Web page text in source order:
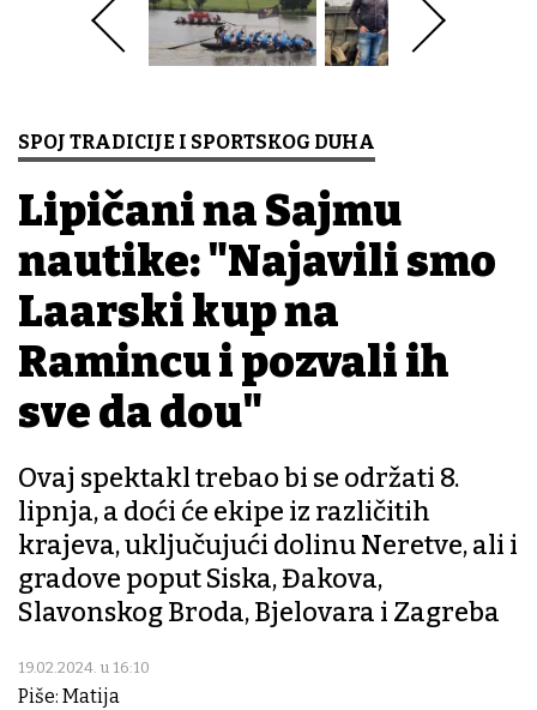
SPOJ TRADICIJE I SPORTSKOG DUHA
Lipičani na Sajmu
nautike: "Najavili smo
Lađarski kup na
Ramincu i pozvali ih
sve da dođu"
Ovaj spektakl trebao bi se održati 8.
lipnja, a doći će ekipe iz različitih
krajeva, uključujući dolinu Neretve, ali i
gradove poput Siska, Đakova,
Slavonskog Broda, Bjelovara i Zagreba
19.02.2024. u 16:10
Piše: Matija